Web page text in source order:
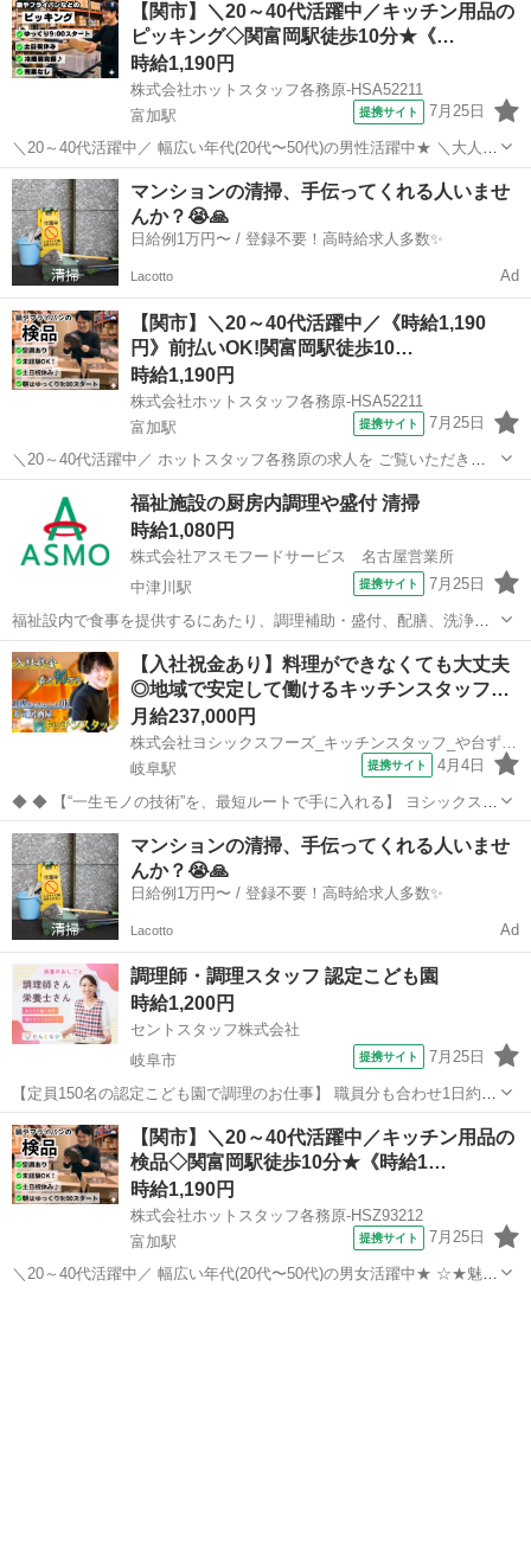
・・・・・・・・・・・・・・・・・・・・・・・・・・・・・・・
・・・・・・・・・・・・・ ★広くてキレイな職場♪ ★仕事...
【関市】＼20～40代活躍中／キッチン用品の
ピッキング◇関富岡駅徒歩10分★《…
時給1,190円
株式会社ホットスタッフ各務原-HSA52211
富加駅
提携サイト 7月25日
＼20～40代活躍中／ 幅広い年代(20代〜50代)の男性活躍中★ ＼大人
気!! ピッキングのオシゴトが出ました!/ 9:00からスタートで朝はゆっ
くりできちゃう♪ そのほかにも、 土日祝休み・残業なしOK・冷暖房
完...
岐阜 関市 キッチン
マンションの清掃、手伝ってくれる人いませ
んか？😭🙏
日給例1万円〜 / 登録不要！高時給求人多数✨
Lacotto Ad
【関市】＼20～40代活躍中／《時給1,190
円》前払いOK!関富岡駅徒歩10…
時給1,190円
株式会社ホットスタッフ各務原-HSA52211
富加駅
提携サイト 7月25日
＼20～40代活躍中／ ホットスタッフ各務原の求人を ご覧いただきあ
りがとうございます▼・ω・▽
・・・・・・・・・・・・・・・・・・・・・・・・・・・・・・・
・・・・・・・・・・・・・ 。。。。。。。。。。。。。。。...
富加駅 キッチン
福祉施設の厨房内調理や盛付 清掃
時給1,080円
株式会社アスモフードサービス 名古屋営業所
中津川駅
提携サイト 7月25日
福祉設内で食事を提供するにあたり、調理補助・盛付、配膳、洗浄、
清掃などの厨房内業務 パート ◇各種手当 ◇随時昇給 ◇食事補助 ◇制
服貸与 ◇交通費支給(月2万円迄) ◇車/自転車通勤OK(無料駐車場完備)
◇年末年始手...
岐阜 中津川市 中津川駅 キッチン
【入社祝金あり】料理ができなくても大丈夫
◎地域で安定して働けるキッチンスタッフ…
月給237,000円
株式会社ヨシックスフーズ_キッチンスタッフ_や台ずし 岐阜金園町(正社員)
岐阜駅
提携サイト 4月4日
◆ ◆ 【“一生モノの技術”を、最短ルートで手に入れる】 ヨシックスフ
ーズが運営する寿司居酒屋「や台ずし」では、 鮮魚の一部を加工済み
の状態で仕入れることで仕込みの負担を大幅に削減しています。 入社
後は余計な工程に時間...
岐阜 岐阜市 キッチン
マンションの清掃、手伝ってくれる人いませ
んか？😭🙏
日給例1万円〜 / 登録不要！高時給求人多数✨
Lacotto Ad
調理師・調理スタッフ 認定こども園
時給1,200円
セントスタッフ株式会社
岐阜市
提携サイト 7月25日
【定員150名の認定こども園で調理のお仕事】 職員分も合わせ1日約
190食程度を4名体制で調理していただきます。 一緒に働く方は皆常勤
さんなので、 資格がない方や経験の少ない方でも安心。 調理が好きな
方はもちろん、 お子様...
岐阜 岐阜市 キッチン
【関市】＼20～40代活躍中／キッチン用品の
検品◇関富岡駅徒歩10分★《時給1…
時給1,190円
株式会社ホットスタッフ各務原-HSZ93212
富加駅
提携サイト 7月25日
＼20～40代活躍中／ 幅広い年代(20代〜50代)の男女活躍中★ ☆★魅力